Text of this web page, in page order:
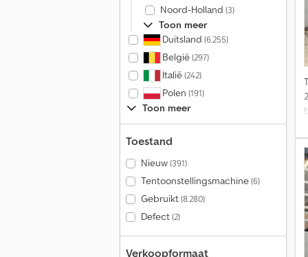
Noord-Holland (3)
Toon meer
Duitsland (6.255)
België(297)
Italië(242)
Polen (191)
Toon meer
Toestand
Nieuw(391)
Tentoonstellingsmachine(6)
Gebruikt(8.280)
Defect(2)
Verkoopformaat